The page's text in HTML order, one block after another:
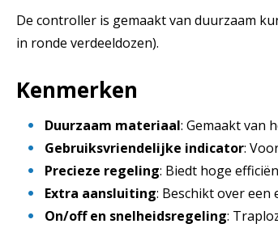
De controller is gemaakt van duurzaam
in ronde verdeeldozen).
Kenmerken
Duurzaam materiaal: Gemaakt van
Gebruiksvriendelijke indicator:
Precieze regeling: Biedt hoge
Extra aansluiting: Beschikt over
On/off en snelheidsregeling: